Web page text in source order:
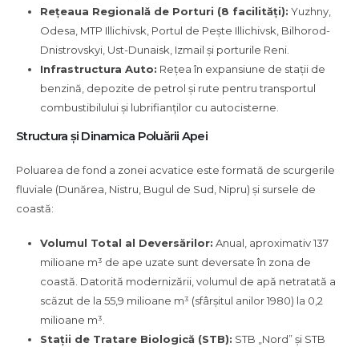
Rețeaua Regională de Porturi (8 facilități): Yuzhny,
Odesa, MTP Illichivsk, Portul de Pește Illichivsk, Bilhorod-
Dnistrovskyi, Ust-Dunaisk, Izmail și porturile Reni.
Infrastructura Auto: Rețea în expansiune de stații de
benzină, depozite de petrol și rute pentru transportul
combustibilului și lubrifianților cu autocisterne.
Structura și Dinamica Poluării Apei
Poluarea de fond a zonei acvatice este formată de scurgerile
fluviale (Dunărea, Nistru, Bugul de Sud, Nipru) și sursele de
coastă:
Volumul Total al Deversărilor: Anual, aproximativ 137
milioane m³ de ape uzate sunt deversate în zona de
coastă. Datorită modernizării, volumul de apă netratată a
scăzut de la 55,9 milioane m³ (sfârșitul anilor 1980) la 0,2
milioane m³.
Stații de Tratare Biologică (STB): STB „Nord” și STB